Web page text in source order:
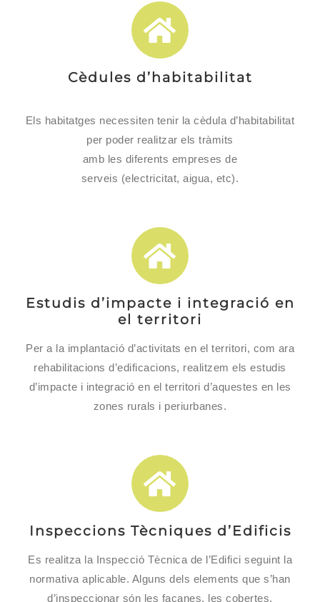
Cèdules d’habitabilitat
Els habitatges necessiten tenir la cèdula d’habitabilitat
per poder realitzar els tràmits
amb les diferents empreses de
serveis (electricitat, aigua, etc).
Estudis d’impacte i integració en
el territori
Per a la implantació d’activitats en el territori, com ara
rehabilitacions d’edificacions, realitzem els estudis
d’impacte i integració en el territori d’aquestes en les
zones rurals i periurbanes.
Inspeccions Tècniques d’Edificis
Es realitza la Inspecció Tècnica de l’Edifici seguint la
normativa aplicable. Alguns dels elements que s’han
d’inspeccionar són les façanes, les cobertes,